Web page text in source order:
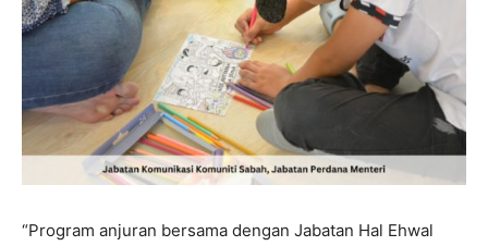
“Program anjuran bersama dengan Jabatan Hal Ehwal